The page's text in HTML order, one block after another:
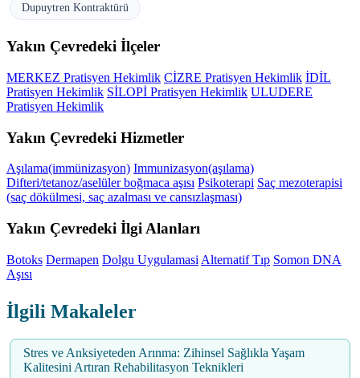
Dupuytren Kontraktürü
Yakın Çevredeki İlçeler
MERKEZ Pratisyen Hekimlik CİZRE Pratisyen Hekimlik İDİL
Pratisyen Hekimlik SİLOPİ Pratisyen Hekimlik ULUDERE
Pratisyen Hekimlik
Yakın Çevredeki Hizmetler
Aşılama(immünizasyon) Immunizasyon(aşılama)
Difteri/tetanoz/aselüler boğmaca aşısı Psikoterapi Saç mezoterapisi
(saç dökülmesi, saç azalması ve cansızlaşması)
Yakın Çevredeki İlgi Alanları
Botoks Dermapen Dolgu Uygulamasi Alternatif Tıp Somon DNA
Aşısı
İlgili Makaleler
Stres ve Anksiyeteden Arınma: Zihinsel Sağlıkla Yaşam
Kalitesini Artıran Rehabilitasyon Teknikleri